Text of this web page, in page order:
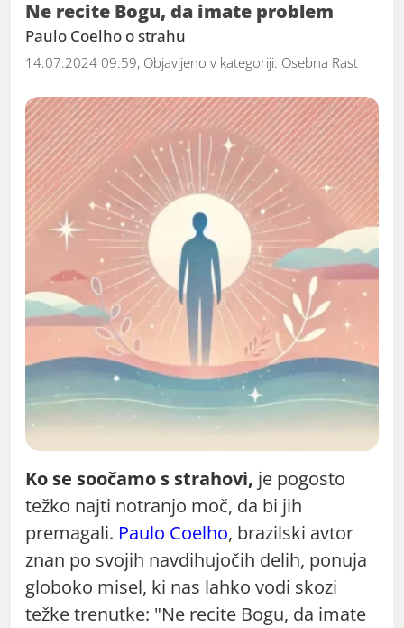
Ne recite Bogu, da imate problem
Paulo Coelho o strahu
14.07.2024 09:59, Objavljeno v kategoriji: Osebna Rast
Ko se soočamo s strahovi, je pogosto
težko najti notranjo moč, da bi jih
premagali. Paulo Coelho, brazilski avtor
znan po svojih navdihujočih delih, ponuja
globoko misel, ki nas lahko vodi skozi
težke trenutke: "Ne recite Bogu, da imate